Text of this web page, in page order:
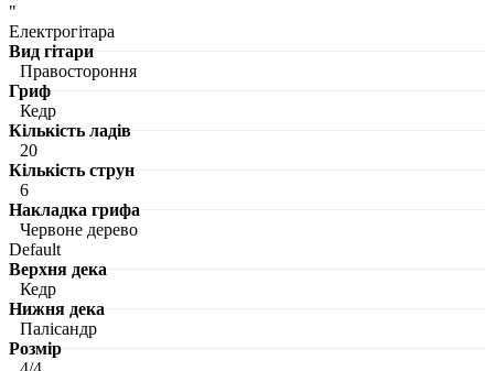
"
Електрогітара
Вид гітари
Правостороння
Гриф
Кедр
Кількість ладів
20
Кількість струн
6
Накладка грифа
Червоне дерево
Default
Верхня дека
Кедр
Нижня дека
Палісандр
Розмір